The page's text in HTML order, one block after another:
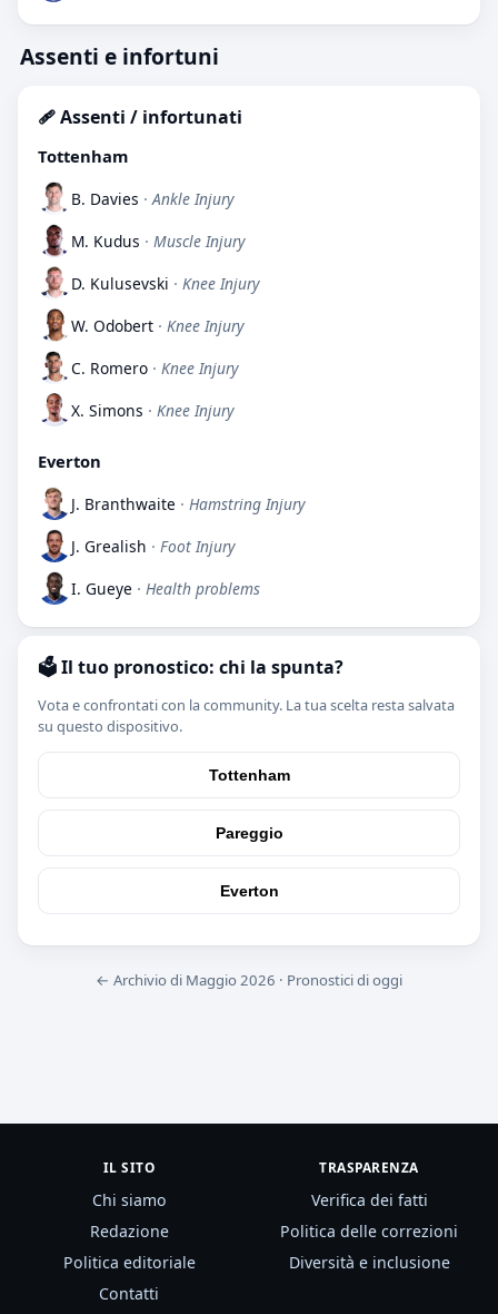
Assenti e infortuni
🩹 Assenti / infortunati
Tottenham
B. Davies · Ankle Injury
M. Kudus · Muscle Injury
D. Kulusevski · Knee Injury
W. Odobert · Knee Injury
C. Romero · Knee Injury
X. Simons · Knee Injury
Everton
J. Branthwaite · Hamstring Injury
J. Grealish · Foot Injury
I. Gueye · Health problems
🗳️ Il tuo pronostico: chi la spunta?
Vota e confrontati con la community. La tua scelta resta salvata
su questo dispositivo.
Tottenham
Pareggio
Everton
← Archivio di Maggio 2026 · Pronostici di oggi
IL SITO
Chi siamo
Redazione
Politica editoriale
Contatti
TRASPARENZA
Verifica dei fatti
Politica delle correzioni
Diversità e inclusione